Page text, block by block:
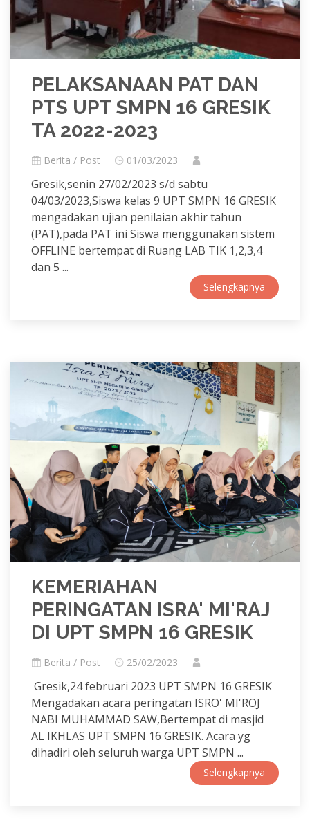
PELAKSANAAN PAT DAN
PTS UPT SMPN 16 GRESIK
TA 2022-2023
Berita / Post 01/03/2023
Gresik,senin 27/02/2023 s/d sabtu
04/03/2023,Siswa kelas 9 UPT SMPN 16 GRESIK
mengadakan ujian penilaian akhir tahun
(PAT),pada PAT ini Siswa menggunakan sistem
OFFLINE bertempat di Ruang LAB TIK 1,2,3,4
dan 5 ...
Selengkapnya
KEMERIAHAN
PERINGATAN ISRA' MI'RAJ
DI UPT SMPN 16 GRESIK
Berita / Post 25/02/2023
Gresik,24 februari 2023 UPT SMPN 16 GRESIK
Mengadakan acara peringatan ISRO' MI'ROJ
NABI MUHAMMAD SAW,Bertempat di masjid
AL IKHLAS UPT SMPN 16 GRESIK. Acara yg
dihadiri oleh seluruh warga UPT SMPN ...
Selengkapnya